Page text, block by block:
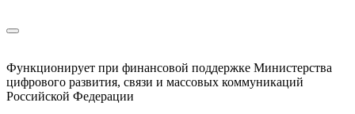
Функционирует при финансовой поддержке Министерства
цифрового развития, связи и массовых коммуникаций
Российской Федерации